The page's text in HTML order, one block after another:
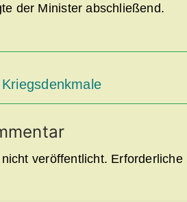
der Minister abschließend.
veröffentlicht.